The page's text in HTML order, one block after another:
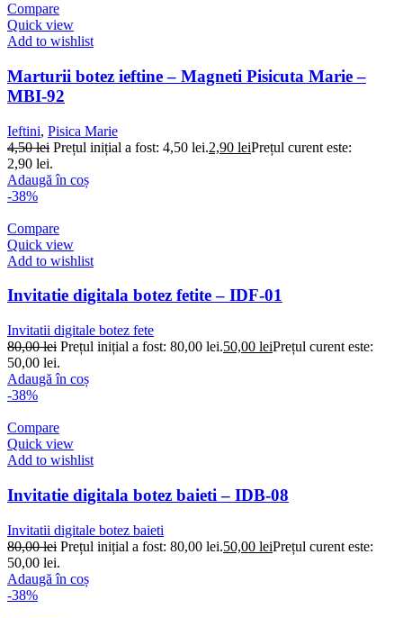
Compare
Quick view
Add to wishlist
Marturii botez ieftine – Magneti Pisicuta Marie –
MBI-92
Ieftini, Pisica Marie
4,50lei Prețul inițial a fost: 4,50 lei.2,90 leiPrețul curent este:
2,90 lei.
Adaugă în coș
-38%
Compare
Quick view
Add to wishlist
Invitatie digitala botez fetite – IDF-01
Invitatii digitale botez fete
80,00lei Prețul inițial a fost: 80,00 lei.50,00 leiPrețul curent este:
50,00 lei.
Adaugă în coș
-38%
Compare
Quick view
Add to wishlist
Invitatie digitala botez baieti – IDB-08
Invitatii digitale botez baieti
80,00lei Prețul inițial a fost: 80,00 lei.50,00 leiPrețul curent este:
50,00 lei.
Adaugă în coș
-38%